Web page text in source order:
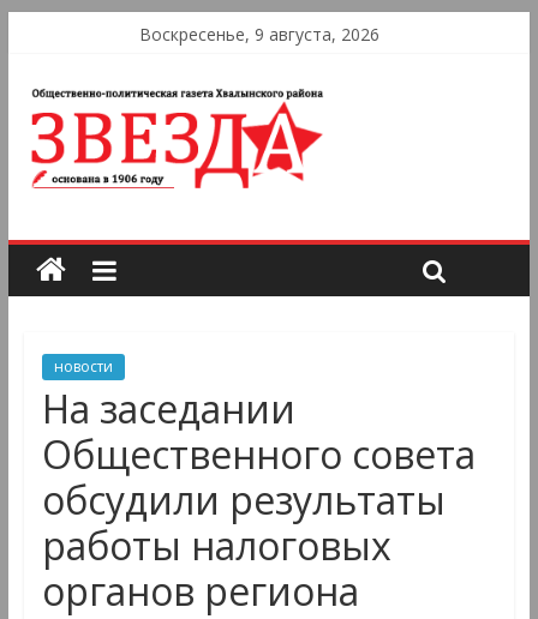
Воскресенье, 9 августа, 2026
новости
На заседании
Общественного совета
обсудили результаты
работы налоговых
органов региона